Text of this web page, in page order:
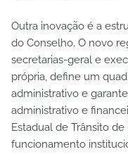
Outra inovação é a
do Conselho. O novo
secretarias-geral e
própria, define um
administrativo e
administrativo e
Estadual de Trânsito
funcionamento